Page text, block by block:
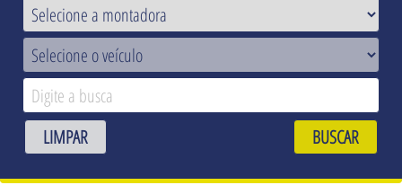
LIMPAR BUSCAR